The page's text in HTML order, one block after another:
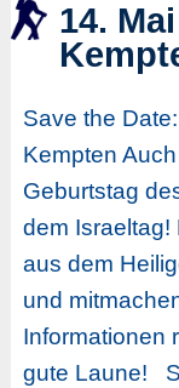
14.
Save the
Kempten
Geburtstag
dem Israeltag!
aus dem
und
Informationen
gute Laune!